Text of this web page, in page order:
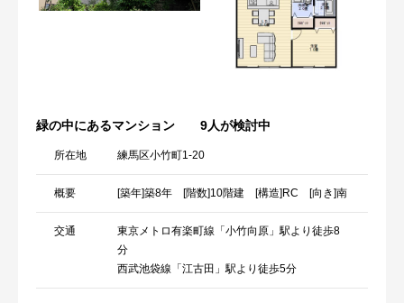
緑の中にあるマンション 9人が検討中
所在地 練馬区小竹町1-20
概要 [築年]築8年 [階数]10階建 [構造]RC [向き]南
交通
東京メトロ有楽町線「小竹向原」駅より徒歩8
分
西武池袋線「江古田」駅より徒歩5分